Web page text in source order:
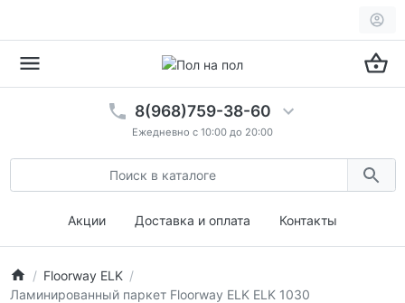
8(968)759-38-60
Ежедневно с 10:00 до 20:00
Акции Доставка и оплата Контакты
Floorway ELK
Ламинированный паркет Floorway ELK ELK 1030